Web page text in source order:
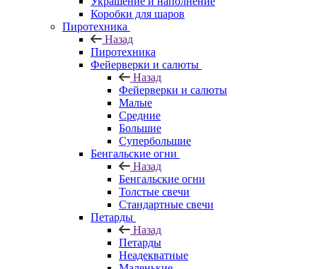
Коробки для шаров
Пиротехника
Назад
Пиротехника
Фейерверки и салюты
Назад
Фейерверки и салюты
Малые
Средние
Большие
Супербольшие
Бенгальские огни
Назад
Бенгальские огни
Толстые свечи
Стандартные свечи
Петарды
Назад
Петарды
Неадекватные